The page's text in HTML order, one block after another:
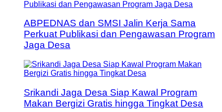
ABPEDNAS dan SMSI Jalin Kerja Sama
Perkuat Publikasi dan Pengawasan Program
Jaga Desa
Srikandi Jaga Desa Siap Kawal Program
Makan Bergizi Gratis hingga Tingkat Desa